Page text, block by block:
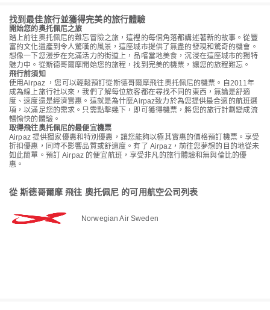
找到最佳旅行並獲得完美的旅行體驗
開始您的奧托佩尼之旅
踏上前往奧托佩尼的難忘冒險之旅，這裡的每個角落都講述著新的故事。從豐
富的文化遺產到令人驚嘆的風景，這座城市提供了無盡的發現和驚奇的機會。
想像一下您漫步在充滿活力的街道上，品嚐當地美食，沉浸在這座城市的獨特
魅力中。從斯德哥爾摩開始您的旅程，找到完美的機票，讓您的旅程難忘。
飛行前須知
使用Airpaz ，您可以輕鬆預訂從斯德哥爾摩飛往奧托佩尼的機票。自2011年
成為線上旅行社以來，我們了解每位旅客都在尋找不同的東西，無論是舒適
度、速度還是經濟實惠。這就是為什麼Airpaz致力於為您提供最合適的航班選
項，以滿足您的需求。只需點擊幾下，即可獲得機票，將您的旅行計劃變成流
暢愉快的體驗。
取得飛往奧托佩尼的最便宜機票
Airpaz 提供獨家優惠和特別優惠，讓您能夠以極其實惠的價格預訂機票。享受
折扣優惠，同時不影響品質或舒適度。有了 Airpaz，前往您夢想的目的地從未
如此簡單。預訂 Airpaz 的便宜航班，享受非凡的旅行體驗和無與倫比的優
惠。
從 斯德哥爾摩 飛往 奧托佩尼 的可用航空公司列表
Norwegian Air Sweden